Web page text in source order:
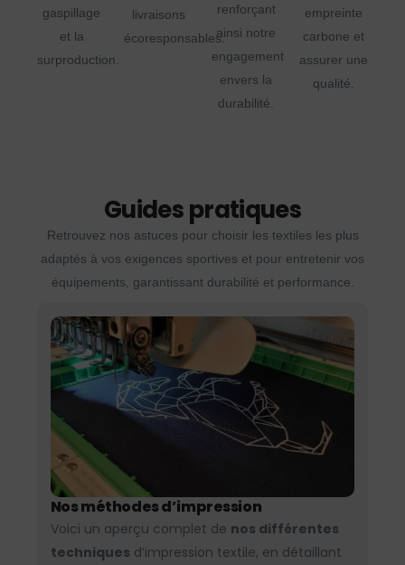
gaspillage
et la
surproduction.
livraisons
écoresponsables.
renforçant
ainsi notre
engagement
envers la
durabilité.
empreinte
carbone et
assurer une
qualité.
Guides pratiques
Retrouvez nos astuces pour choisir les textiles les plus
adaptés à vos exigences sportives et pour entretenir vos
équipements, garantissant durabilité et performance.
Nos méthodes d’impression
Voici un aperçu complet de nos différentes
techniques d’impression textile, en détaillant